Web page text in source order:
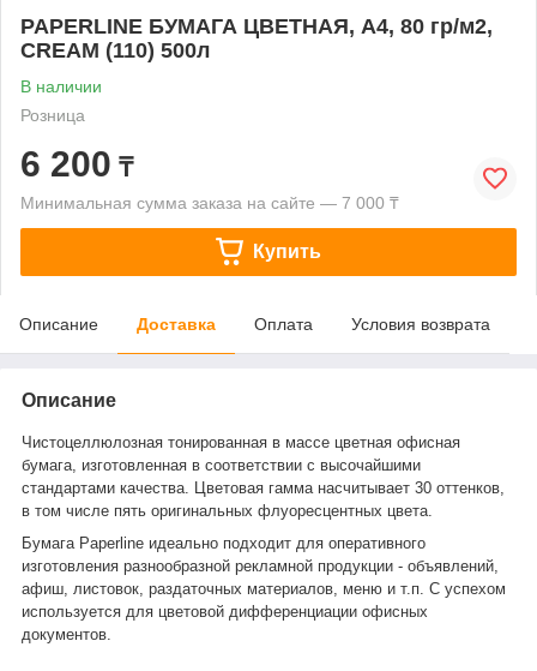
PAPERLINE БУМАГА ЦВЕТНАЯ, А4, 80 гр/м2,
CREAM (110) 500л
В наличии
Розница
6 200 ₸
Минимальная сумма заказа на сайте — 7 000 ₸
Купить
Описание Доставка Оплата Условия возврата
Описание
Чистоцеллюлозная тонированная в массе цветная офисная
бумага, изготовленная в соответствии с высочайшими
стандартами качества. Цветовая гамма насчитывает 30 оттенков,
в том числе пять оригинальных флуоресцентных цвета.
Бумага Paperline идеально подходит для оперативного
изготовления разнообразной рекламной продукции - объявлений,
афиш, листовок, раздаточных материалов, меню и т.п. С успехом
используется для цветовой дифференциации офисных
документов.